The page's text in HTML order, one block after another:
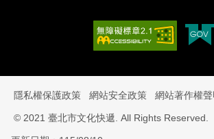
隱私權保護政策 網站安全政策 網站著作權聲
© 2021 臺北市文化快遞. All Rights Reserved.